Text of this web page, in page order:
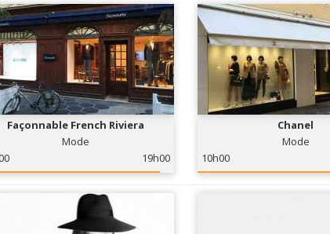
Façonnable French Riviera
Mode
19h00
Chanel
Mode
10h00